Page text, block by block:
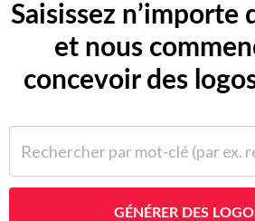
Saisissez n’importe
et nous
concevoir des
GÉNÉRER DES